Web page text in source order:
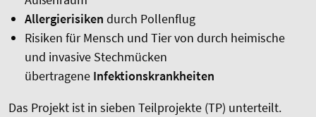
Allergierisiken durch Pollenflug
Risiken für Mensch und Tier von durch heimische
und invasive Stechmücken
übertragene Infektionskrankheiten
Das Projekt ist in sieben Teilprojekte (TP) unterteilt.